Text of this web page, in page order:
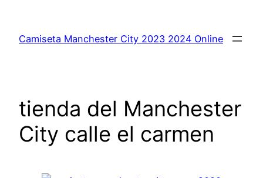
contenido
Camiseta Manchester City 2023 2024 Online
tienda del Manchester
City calle el carmen